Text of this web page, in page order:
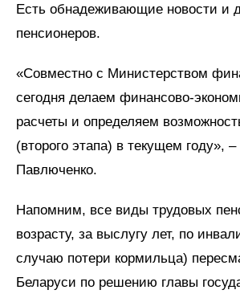
Есть обнадеживающие новости и
пенсионеров.
«Совместно с Министерством
сегодня делаем финансово-
расчеты и определяем
(второго этапа) в текущем году», –
Павлюченко.
Напомним, все виды трудовых
возрасту, за выслугу лет, по
случаю потери кормильца)
Беларуси по решению главы